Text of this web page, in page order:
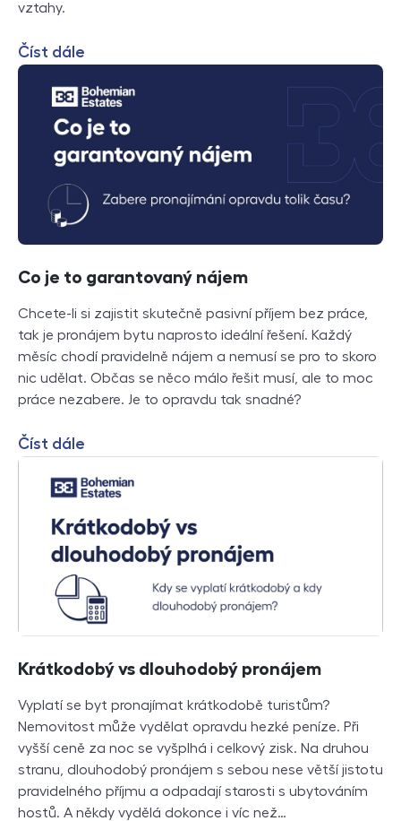
vztahy.
Číst dále
Co je to garantovaný nájem
Chcete-li si zajistit skutečně pasivní příjem bez práce,
tak je pronájem bytu naprosto ideální řešení. Každý
měsíc chodí pravidelně nájem a nemusí se pro to skoro
nic udělat. Občas se něco málo řešit musí, ale to moc
práce nezabere. Je to opravdu tak snadné?
Číst dále
Krátkodobý vs dlouhodobý pronájem
Vyplatí se byt pronajímat krátkodobě turistům?
Nemovitost může vydělat opravdu hezké peníze. Při
vyšší ceně za noc se vyšplhá i celkový zisk. Na druhou
stranu, dlouhodobý pronájem s sebou nese větší jistotu
pravidelného příjmu a odpadají starosti s ubytováním
hostů. A někdy vydělá dokonce i víc než…